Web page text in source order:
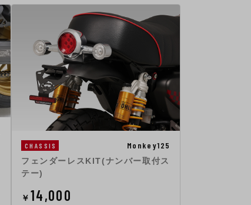
CHASSIS Monkey125
フェンダーレスKIT(ナンバー取付ス
テー)
￥ 14,000